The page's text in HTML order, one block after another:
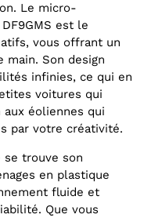
Le micro-
est le
vous offrant un
main. Son design
infinies, ce qui en
voitures qui
éoliennes qui
par votre créativité.
trouve son
en plastique
fluide et
Que vous